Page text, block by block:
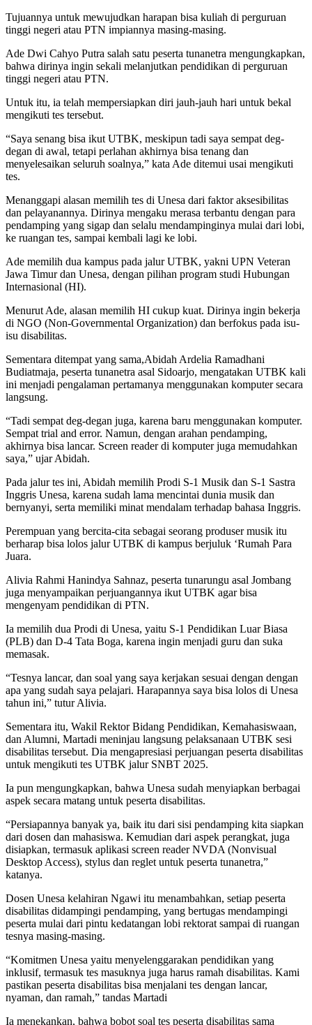
Tujuannya untuk mewujudkan harapan bisa kuliah di perguruan
tinggi negeri atau PTN impiannya masing-masing.
Ade Dwi Cahyo Putra salah satu peserta tunanetra mengungkapkan,
bahwa dirinya ingin sekali melanjutkan pendidikan di perguruan
tinggi negeri atau PTN.
Untuk itu, ia telah mempersiapkan diri jauh-jauh hari untuk bekal
mengikuti tes tersebut.
“Saya senang bisa ikut UTBK, meskipun tadi saya sempat deg-
degan di awal, tetapi perlahan akhirnya bisa tenang dan
menyelesaikan seluruh soalnya,” kata Ade ditemui usai mengikuti
tes.
Menanggapi alasan memilih tes di Unesa dari faktor aksesibilitas
dan pelayanannya. Dirinya mengaku merasa terbantu dengan para
pendamping yang sigap dan selalu mendampinginya mulai dari lobi,
ke ruangan tes, sampai kembali lagi ke lobi.
Ade memilih dua kampus pada jalur UTBK, yakni UPN Veteran
Jawa Timur dan Unesa, dengan pilihan program studi Hubungan
Internasional (HI).
Menurut Ade, alasan memilih HI cukup kuat. Dirinya ingin bekerja
di NGO (Non-Governmental Organization) dan berfokus pada isu-
isu disabilitas.
Sementara ditempat yang sama,Abidah Ardelia Ramadhani
Budiatmaja, peserta tunanetra asal Sidoarjo, mengatakan UTBK kali
ini menjadi pengalaman pertamanya menggunakan komputer secara
langsung.
“Tadi sempat deg-degan juga, karena baru menggunakan komputer.
Sempat trial and error. Namun, dengan arahan pendamping,
akhirnya bisa lancar. Screen reader di komputer juga memudahkan
saya,” ujar Abidah.
Pada jalur tes ini, Abidah memilih Prodi S-1 Musik dan S-1 Sastra
Inggris Unesa, karena sudah lama mencintai dunia musik dan
bernyanyi, serta memiliki minat mendalam terhadap bahasa Inggris.
Perempuan yang bercita-cita sebagai seorang produser musik itu
berharap bisa lolos jalur UTBK di kampus berjuluk ‘Rumah Para
Juara.
Alivia Rahmi Hanindya Sahnaz, peserta tunarungu asal Jombang
juga menyampaikan perjuangannya ikut UTBK agar bisa
mengenyam pendidikan di PTN.
Ia memilih dua Prodi di Unesa, yaitu S-1 Pendidikan Luar Biasa
(PLB) dan D-4 Tata Boga, karena ingin menjadi guru dan suka
memasak.
“Tesnya lancar, dan soal yang saya kerjakan sesuai dengan dengan
apa yang sudah saya pelajari. Harapannya saya bisa lolos di Unesa
tahun ini,” tutur Alivia.
Sementara itu, Wakil Rektor Bidang Pendidikan, Kemahasiswaan,
dan Alumni, Martadi meninjau langsung pelaksanaan UTBK sesi
disabilitas tersebut. Dia mengapresiasi perjuangan peserta disabilitas
untuk mengikuti tes UTBK jalur SNBT 2025.
Ia pun mengungkapkan, bahwa Unesa sudah menyiapkan berbagai
aspek secara matang untuk peserta disabilitas.
“Persiapannya banyak ya, baik itu dari sisi pendamping kita siapkan
dari dosen dan mahasiswa. Kemudian dari aspek perangkat, juga
disiapkan, termasuk aplikasi screen reader NVDA (Nonvisual
Desktop Access), stylus dan reglet untuk peserta tunanetra,”
katanya.
Dosen Unesa kelahiran Ngawi itu menambahkan, setiap peserta
disabilitas didampingi pendamping, yang bertugas mendampingi
peserta mulai dari pintu kedatangan lobi rektorat sampai di ruangan
tesnya masing-masing.
“Komitmen Unesa yaitu menyelenggarakan pendidikan yang
inklusif, termasuk tes masuknya juga harus ramah disabilitas. Kami
pastikan peserta disabilitas bisa menjalani tes dengan lancar,
nyaman, dan ramah,” tandas Martadi
Ia menekankan, bahwa bobot soal tes peserta disabilitas sama